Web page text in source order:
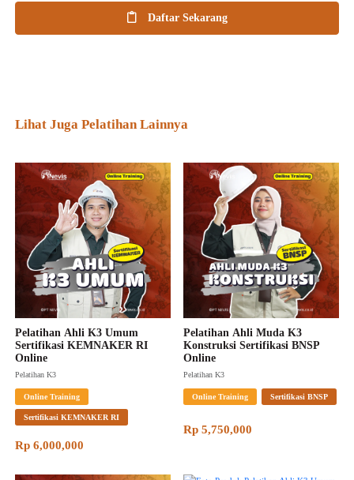
Daftar Sekarang
Lihat Juga Pelatihan Lainnya
Pelatihan Ahli K3 Umum
Sertifikasi KEMNAKER RI
Online
Pelatihan K3
Online Training
Sertifikasi KEMNAKER RI
Rp 6,000,000
Pelatihan Ahli Muda K3
Konstruksi Sertifikasi BNSP
Online
Pelatihan K3
Online Training Sertifikasi BNSP
Rp 5,750,000